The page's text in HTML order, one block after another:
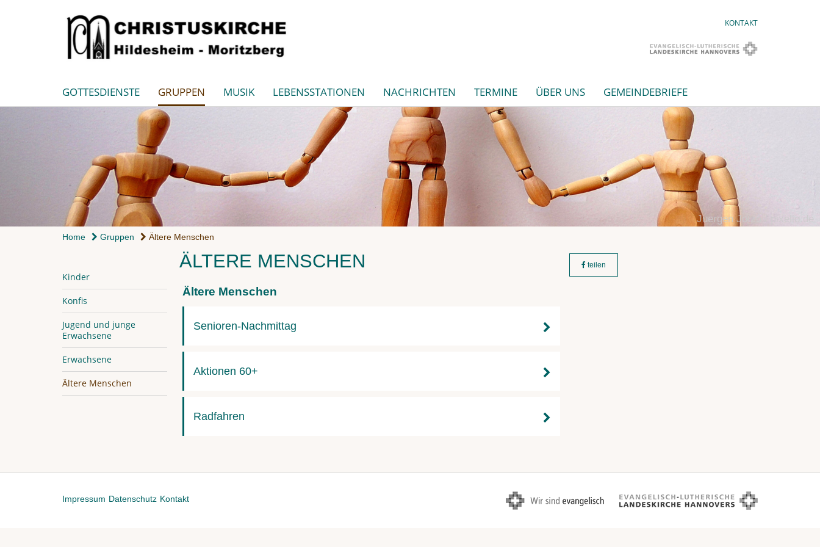
KONTAKT
GOTTESDIENSTE GRUPPEN MUSIK LEBENSSTATIONEN NACHRICHTEN TERMINE ÜBER UNS GEMEINDEBRIEFE
Juergen Jotzo / pixelio.de
Home Gruppen Ältere Menschen
Kinder
Konfis
Jugend und junge
Erwachsene
Erwachsene
Ältere Menschen
ÄLTERE MENSCHEN teilen
Ältere Menschen
Senioren-Nachmittag
Aktionen 60+
Radfahren
Impressum Datenschutz Kontakt